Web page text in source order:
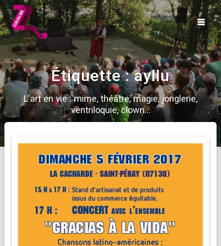
Skip
to
content
Étiquette :ayllu
L'art en vie : mime, théâtre, magie, jonglerie,
ventriloquie, clown...